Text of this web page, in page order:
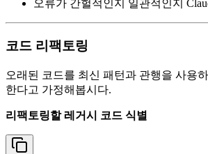
오류가 간헐적인지 일관적인지
코드 리팩토링
오래된 코드를 최신 패턴과 관행을 사용
한다고 가정해봅시다.
리팩토링할 레거시 코드 식별